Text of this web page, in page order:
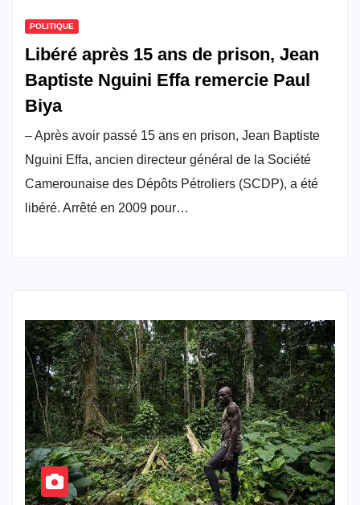
POLITIQUE
Libéré après 15 ans de prison, Jean
Baptiste Nguini Effa remercie Paul
Biya
– Après avoir passé 15 ans en prison, Jean Baptiste
Nguini Effa, ancien directeur général de la Société
Camerounaise des Dépôts Pétroliers (SCDP), a été
libéré. Arrêté en 2009 pour…